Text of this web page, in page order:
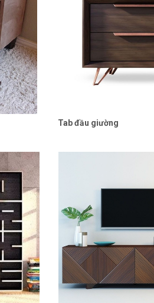
Liên hệ
Tab đầu giường